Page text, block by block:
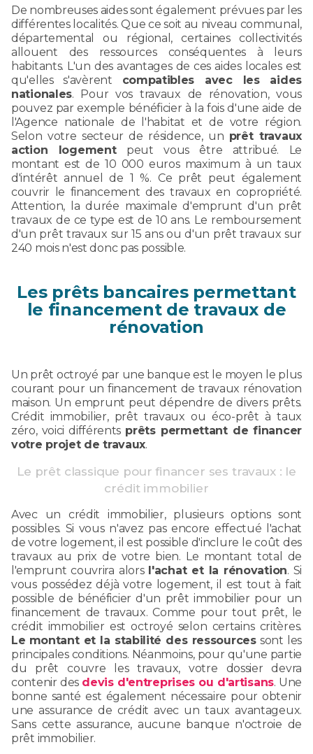
De nombreuses aides sont également prévues par les
différentes localités. Que ce soit au niveau communal,
départemental ou régional, certaines collectivités
allouent des ressources conséquentes à leurs
habitants. L'un des avantages de ces aides locales est
qu'elles s'avèrent compatibles avec les aides
nationales. Pour vos travaux de rénovation, vous
pouvez par exemple bénéficier à la fois d'une aide de
l'Agence nationale de l'habitat et de votre région.
Selon votre secteur de résidence, un prêt travaux
action logementpeut vous être attribué. Le
montant est de 10 000 euros maximum à un taux
d'intérêt annuel de 1 %. Ce prêt peut également
couvrir le financement des travaux en copropriété.
Attention, la durée maximale d'emprunt d'un prêt
travaux de ce type est de 10 ans. Le remboursement
d'un prêt travaux sur 15 ans ou d'un prêt travaux sur
240 mois n'est donc pas possible.
Les prêts bancaires permettant
le financement de travaux de
rénovation
Un prêt octroyé par une banque est le moyen le plus
courant pour un financement de travaux rénovation
maison. Un emprunt peut dépendre de divers prêts.
Crédit immobilier, prêt travaux ou éco-prêt à taux
zéro, voici différents prêts permettant de financer
votre projet de travaux.
Le prêt classique pour financer ses travaux : le
crédit immobilier
Avec un crédit immobilier, plusieurs options sont
possibles. Si vous n'avez pas encore effectué l'achat
de votre logement, il est possible d'inclure le coût des
travaux au prix de votre bien. Le montant total de
l'emprunt couvrira alors l'achat et la rénovation. Si
vous possédez déjà votre logement, il est tout à fait
possible de bénéficier d'un prêt immobilier pour un
financement de travaux. Comme pour tout prêt, le
crédit immobilier est octroyé selon certains critères.
Le montant et la stabilité des ressourcessont les
principales conditions. Néanmoins, pour qu'une partie
du prêt couvre les travaux, votre dossier devra
contenir des devis d'entreprises ou d'artisans. Une
bonne santé est également nécessaire pour obtenir
une assurance de crédit avec un taux avantageux.
Sans cette assurance, aucune banque n'octroie de
prêt immobilier.